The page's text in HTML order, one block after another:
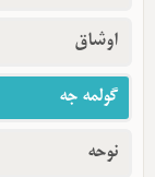
اوشاق
گولمه جه
نوحه